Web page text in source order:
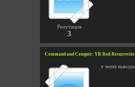
Репутация
3
Command and Conquer: YR Red-
у меня